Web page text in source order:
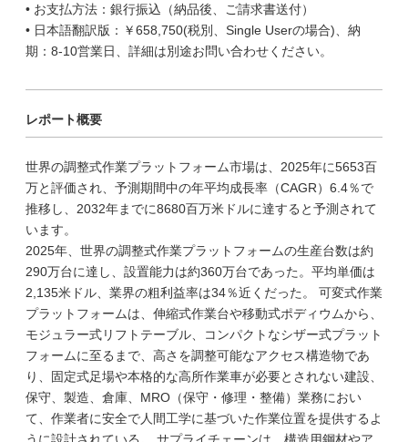
• お支払方法：銀行振込（納品後、ご請求書送付）
• 日本語翻訳版：￥658,750(税別、Single Userの場合)、納
期：8-10営業日、詳細は別途お問い合わせください。
レポート概要
世界の調整式作業プラットフォーム市場は、2025年に5653百
万と評価され、予測期間中の年平均成長率（CAGR）6.4％で
推移し、2032年までに8680百万米ドルに達すると予測されて
います。
2025年、世界の調整式作業プラットフォームの生産台数は約
290万台に達し、設置能力は約360万台であった。平均単価は
2,135米ドル、業界の粗利益率は34％近くだった。 可変式作業
プラットフォームは、伸縮式作業台や移動式ポディウムから、
モジュラー式リフトテーブル、コンパクトなシザー式プラット
フォームに至るまで、高さを調整可能なアクセス構造物であ
り、固定式足場や本格的な高所作業車が必要とされない建設、
保守、製造、倉庫、MRO（保守・修理・整備）業務におい
て、作業者に安全で人間工学に基づいた作業位置を提供するよ